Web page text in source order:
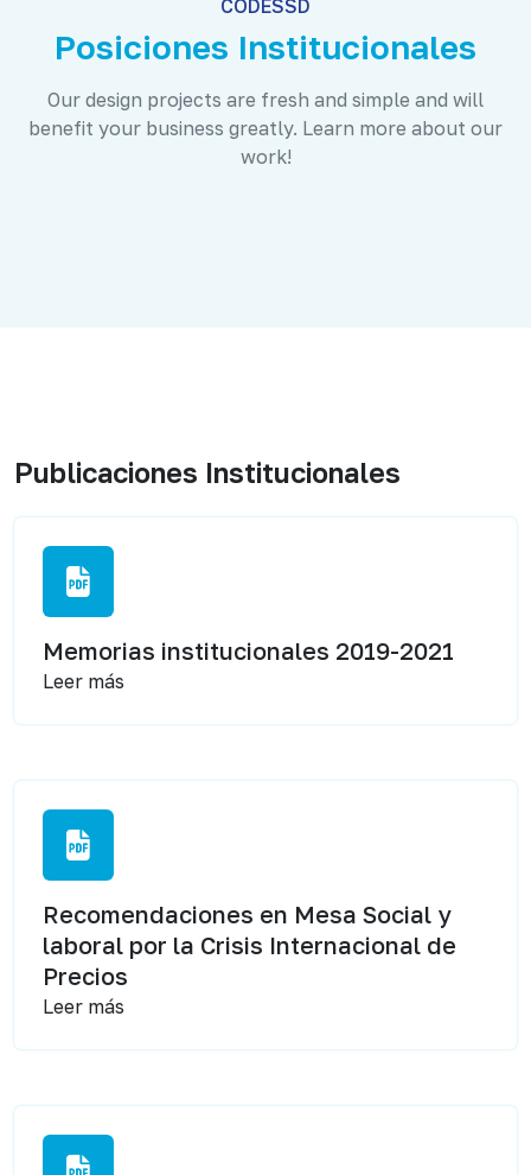
CODESSD
Posiciones Institucionales
Our design projects are fresh and simple and will
benefit your business greatly. Learn more about our
work!
Publicaciones Institucionales
Memorias institucionales 2019-2021
Leer más
Recomendaciones en Mesa Social y
laboral por la Crisis Internacional de
Precios
Leer más